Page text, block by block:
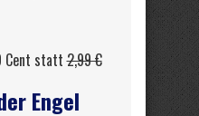
Cent statt2,99 €
Engel